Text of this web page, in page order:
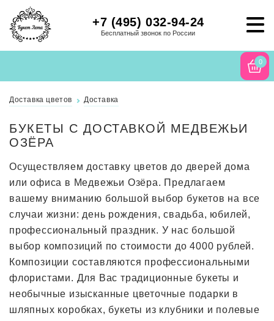
+7 (495) 032-94-24
Бесплатный звонок по России
0
Доставка цветов Доставка
БУКЕТЫ С ДОСТАВКОЙ МЕДВЕЖЬИ
ОЗЁРА
Осуществляем доставку цветов до дверей дома
или офиса в Медвежьи Озёра. Предлагаем
вашему вниманию большой выбор букетов на все
случаи жизни: день рождения, свадьба, юбилей,
профессиональный праздник. У нас большой
выбор композиций по стоимости до 4000 рублей.
Композиции составляются профессиональными
флористами. Для Вас традиционные букеты и
необычные изысканные цветочные подарки в
шляпных коробках, букеты из клубники и полевые